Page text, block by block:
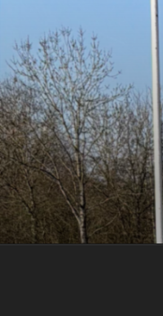
contenu
principal